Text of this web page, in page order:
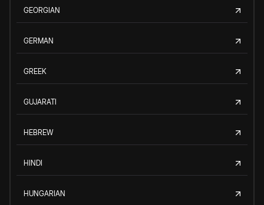
GEORGIAN
GERMAN
GREEK
GUJARATI
HEBREW
HINDI
HUNGARIAN